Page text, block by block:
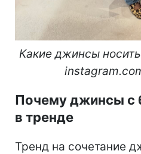
Какие джинсы
Почему джинсы с
в тренде
Тренд на сочетание